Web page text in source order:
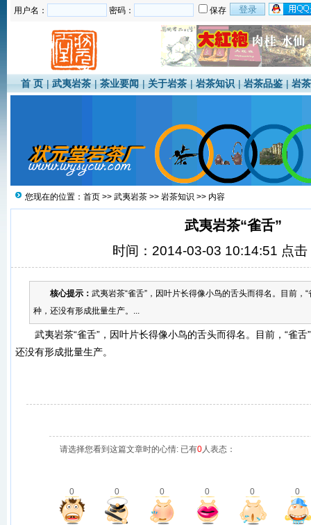
用户名： 密码： 保存
首 页 |武夷岩茶 |茶业要闻 |关于岩茶 |岩茶知识 |岩茶品鉴 |岩
您现在的位置： 首页 >> 武夷岩茶 >> 岩茶知识 >> 内容
武夷岩茶“雀舌”
时间：2014-03-03 10:14:51 点击
核心提示： 武夷岩茶“雀舌”，因叶片长得像小鸟的舌头而得名。目前，
种，还没有形成批量生产。...
武夷岩茶“雀舌”，因叶片长得像小鸟的舌头而得名。目前，“雀舌
还没有形成批量生产。
请选择您看到这篇文章时的心情: 已有0人表态：
0 0 0 0 0 0